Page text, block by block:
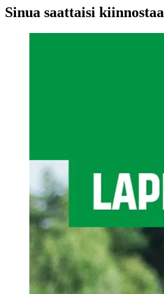
Sinua saattaisi kiinnostaa